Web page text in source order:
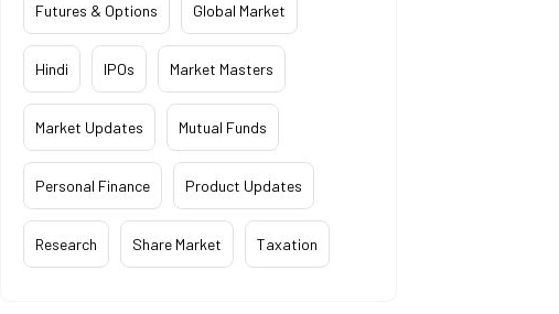
Futures & Options Global Market
Hindi IPOs Market Masters
Market Updates Mutual Funds
Personal Finance Product Updates
Research Share Market Taxation